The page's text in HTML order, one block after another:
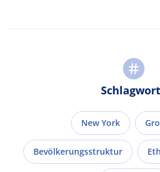
New York
Bevölkerungsstruktur